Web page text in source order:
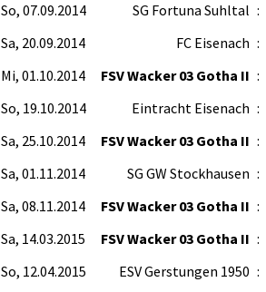
So, 07.09.2014 SG Fortuna Suhltal :
Sa, 20.09.2014 FC Eisenach :
Mi, 01.10.2014 FSV Wacker 03 Gotha II :
So, 19.10.2014 Eintracht Eisenach :
Sa, 25.10.2014 FSV Wacker 03 Gotha II :
Sa, 01.11.2014 SG GW Stockhausen :
Sa, 08.11.2014 FSV Wacker 03 Gotha II :
Sa, 14.03.2015 FSV Wacker 03 Gotha II :
So, 12.04.2015 ESV Gerstungen 1950 :